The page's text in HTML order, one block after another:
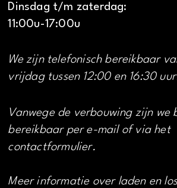
Dinsdag t/m zaterdag:
11:00u-17:00u
We zijn telefonisch bereikbaar
vrijdag tussen 12:00 en 16:30
Vanwege de verbouwing zijn we
bereikbaar per e-mail of via het
contactformulier.
Meer informatie over laden en